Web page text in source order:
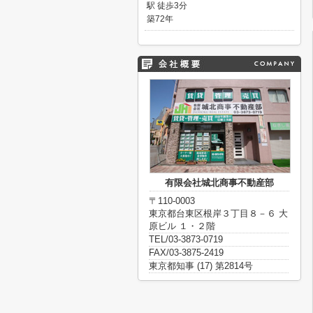
駅 徒歩3分
築72年
有限会社城北商事不動産部
〒110-0003
東京都台東区根岸３丁目８－６ 大
原ビル １・２階
TEL/03-3873-0719
FAX/03-3875-2419
東京都知事 (17) 第2814号